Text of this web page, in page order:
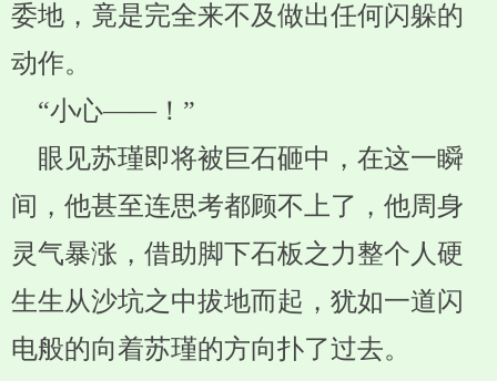
委地，竟是完全来不及做出任何闪躲的
动作。
“小心——！”
眼见苏瑾即将被巨石砸中，在这一瞬
间，他甚至连思考都顾不上了，他周身
灵气暴涨，借助脚下石板之力整个人硬
生生从沙坑之中拔地而起，犹如一道闪
电般的向着苏瑾的方向扑了过去。